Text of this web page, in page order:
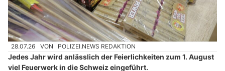
28.07.26 VON POLIZEI.NEWS REDAKTION
Jedes Jahr wird anlässlich der Feierlichkeiten zum 1. August
viel Feuerwerk in die Schweiz eingeführt.